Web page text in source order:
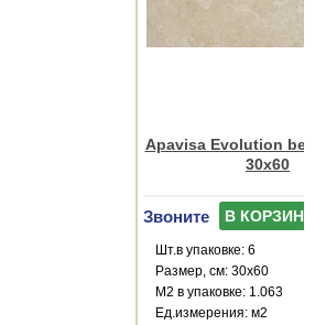
Apavisa Evolution
30x60
Звоните В КОРЗИНУ
Шт.в упаковке: 6
Размер, см: 30x60
М2 в упаковке: 1.063
Ед.измерения: м2